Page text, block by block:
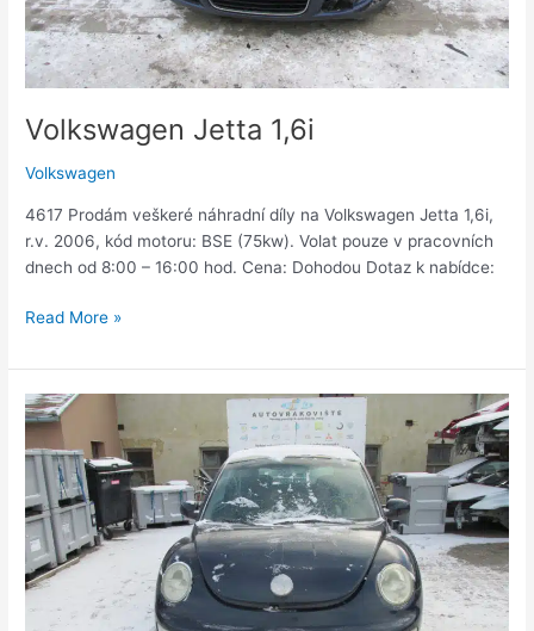
Volkswagen Jetta 1,6i
Volkswagen
4617 Prodám veškeré náhradní díly na Volkswagen Jetta 1,6i,
r.v. 2006, kód motoru: BSE (75kw). Volat pouze v pracovních
dnech od 8:00 – 16:00 hod. Cena: Dohodou Dotaz k nabídce:
Read More »
Volkswagen
New
Beetle
1,6i